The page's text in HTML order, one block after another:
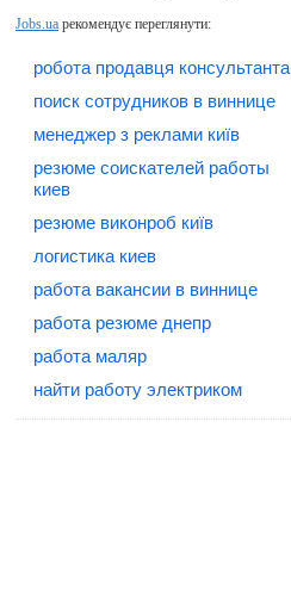
Jobs.ua рекомендує переглянути:
робота продавця консультанта
поиск сотрудников в виннице
менеджер з реклами київ
резюме соискателей работы
киев
резюме виконроб київ
логистика киев
работа вакансии в виннице
работа резюме днепр
работа маляр
найти работу электриком